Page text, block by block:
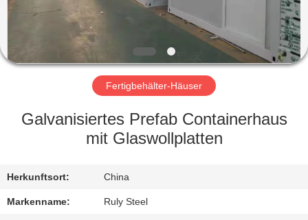
VR
SHOW
ÜBER
FABRIK-
AUSFLUG
Fertigbehälter-Häuser
Galvanisiertes Prefab Containerhaus
mit Glaswollplatten
Herkunftsort: China
Markenname: Ruly Steel